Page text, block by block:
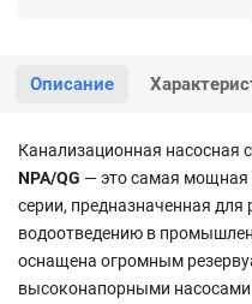
Описание
Канализационная насосная
NPA/QG — это самая мощная
серии, предназначенная
водоотведению в
оснащена огромным
высоконапорными